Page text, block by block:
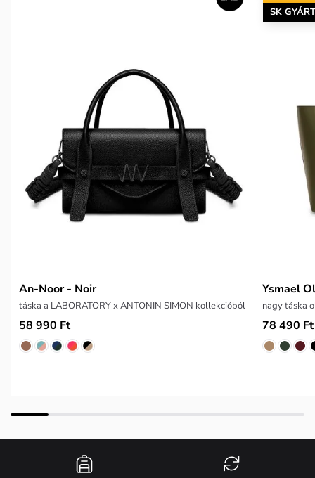
An-Noor - Noir
táska a LABORATORY x ANTONIN SIMON kollekcióból
58 990 Ft
SK
Ysmael
nagy táska
78 490 Ft